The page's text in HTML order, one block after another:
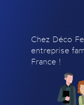
Chez Déco
entreprise
France !